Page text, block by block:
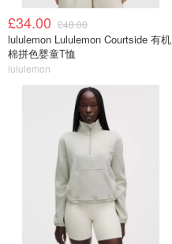
£34.00 £48.00
lululemon Lululemon Courtside 有机
棉拼色婴童T恤
lululemon